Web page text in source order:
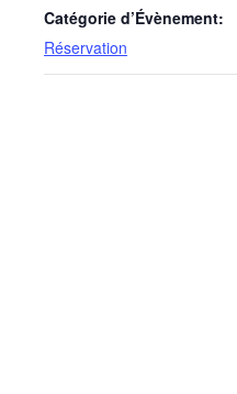
Catégorie d’Évènement:
Réservation